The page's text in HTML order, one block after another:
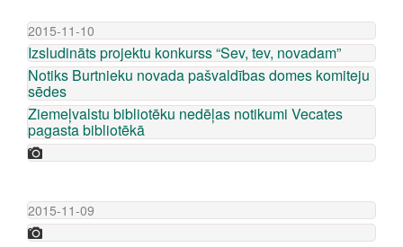
2015-11-10
Izsludināts projektu konkurss “Sev, tev, novadam”
Notiks Burtnieku novada pašvaldības domes komiteju
sēdes
Ziemeļvalstu bibliotēku nedēļas notikumi Vecates
pagasta bibliotēkā
2015-11-09